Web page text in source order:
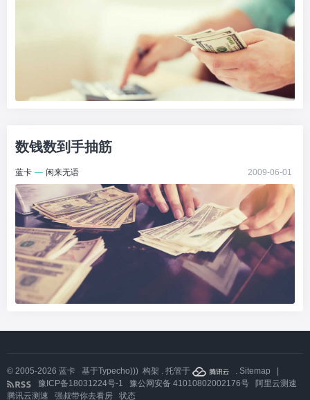
数钱数到手抽筋
蓝卡 — 闲来无语 2009-06-01
© 2005-2026 蓝卡 基于Typecho))) 构架 . 托管于 . Sitemap
|
豫ICP备18031224号-1
豫公网安备 41010802002176号
阿里云测速
腾讯云测速
强叔带你去看房 状态